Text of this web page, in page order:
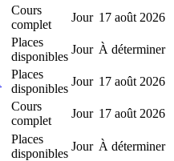
Cours
complet
Jour 17 août 2026
Places
disponibles
Jour À déterminer
Places
disponibles
Jour 17 août 2026
Cours
complet
Jour 17 août 2026
Places
disponibles
Jour À déterminer